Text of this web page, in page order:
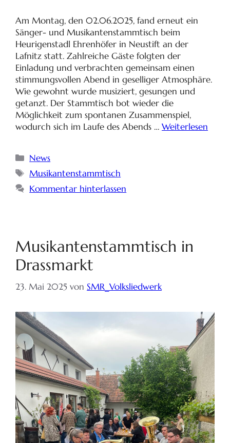
Am Montag, den 02.06.2025, fand erneut ein
Sänger- und Musikantenstammtisch beim
Heurigenstadl Ehrenhöfer in Neustift an der
Lafnitz statt. Zahlreiche Gäste folgten der
Einladung und verbrachten gemeinsam einen
stimmungsvollen Abend in geselliger Atmosphäre.
Wie gewohnt wurde musiziert, gesungen und
getanzt. Der Stammtisch bot wieder die
Möglichkeit zum spontanen Zusammenspiel,
wodurch sich im Laufe des Abends … Weiterlesen
News
Musikantenstammtisch
Kommentar hinterlassen
Musikantenstammtisch in
Drassmarkt
23. Mai 2025 von SMR_Volksliedwerk